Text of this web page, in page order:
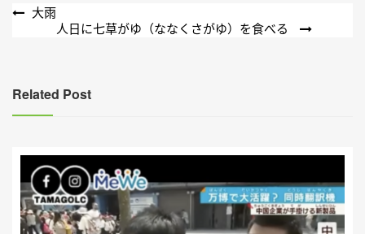
文
覽
大雨
人日に七草がゆ（ななくさがゆ）を食べる
Related Post